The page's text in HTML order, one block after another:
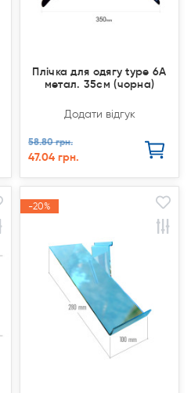
Плічка для одягу type 6А
метал. 35см (чорна)
Додати відгук
58.80 грн.
47.04 грн.
-20%
-20%